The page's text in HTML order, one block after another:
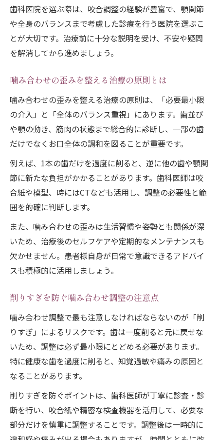
噛み合わせ調整時リスクを相談する意義
歯科咬合調整の適切な進め方を知る
削りすぎ知恵袋に学ぶ注意ポイント
歯科医院を選ぶ際は、咬合調整の経験が豊富で、顎関節
や全身のバランスまで考慮した診療を行う医院を選ぶこ
とが大切です。治療前に十分な説明を受け、不安や疑問
を解消してから進めましょう。
噛み合わせの歪みを整える治療の原則とは
噛み合わせの歪みを整える治療の原則は、「必要最小限
の介入」と「全体のバランス重視」にあります。歯並び
や顎の動き、筋肉の状態まで総合的に診断し、一部の歯
だけでなくお口全体の調和を図ることが重要です。
例えば、1本の歯だけを過度に削ると、逆に他の歯や顎関
節に新たな負担がかかることがあります。歯科医師は咬
合紙や模型、時にはCTなども活用し、調整の必要性と範
囲を的確に判断します。
また、噛み合わせの歪みは生活習慣や姿勢とも関係が深
いため、治療後のセルフケアや定期的なメンテナンスも
欠かせません。患者様自身が日常で意識できるアドバイ
スも積極的に活用しましょう。
削りすぎを防ぐ噛み合わせ調整の注意点
噛み合わせ調整で最も注意しなければならないのが「削
りすぎ」によるリスクです。歯は一度削ると元に戻せな
いため、調整は必ず最小限にとどめる必要があります。
特に健康な歯を過度に削ると、知覚過敏や痛みの原因と
なることがあります。
削りすぎを防ぐポイントは、歯科医師が丁寧に診査・診
断を行い、咬合紙や精密な検査機器を活用して、必要な
部分だけを慎重に調整することです。調整後は一時的に